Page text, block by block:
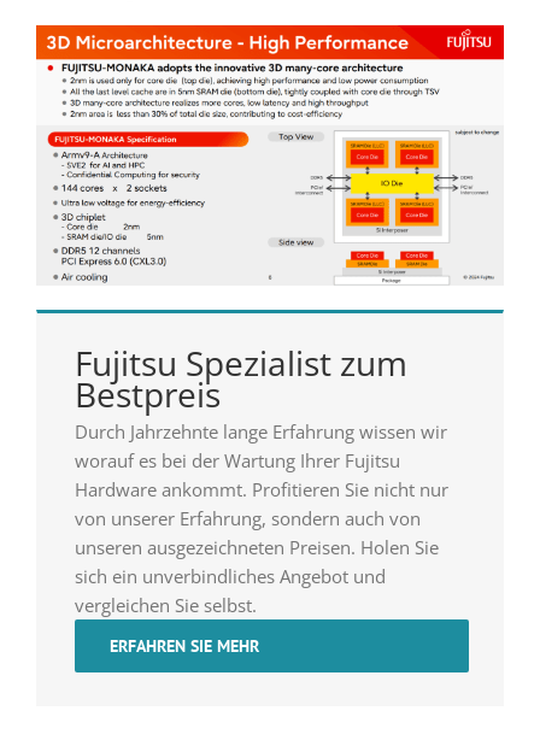
Fujitsu Spezialist zum
Bestpreis
Durch Jahrzehnte lange Erfahrung wissen wir
worauf es bei der Wartung Ihrer Fujitsu
Hardware ankommt. Profitieren Sie nicht nur
von unserer Erfahrung, sondern auch von
unseren ausgezeichneten Preisen. Holen Sie
sich ein unverbindliches Angebot und
vergleichen Sie selbst.
ERFAHREN SIE MEHR